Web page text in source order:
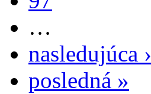
…
nasledujúca ›
posledná »